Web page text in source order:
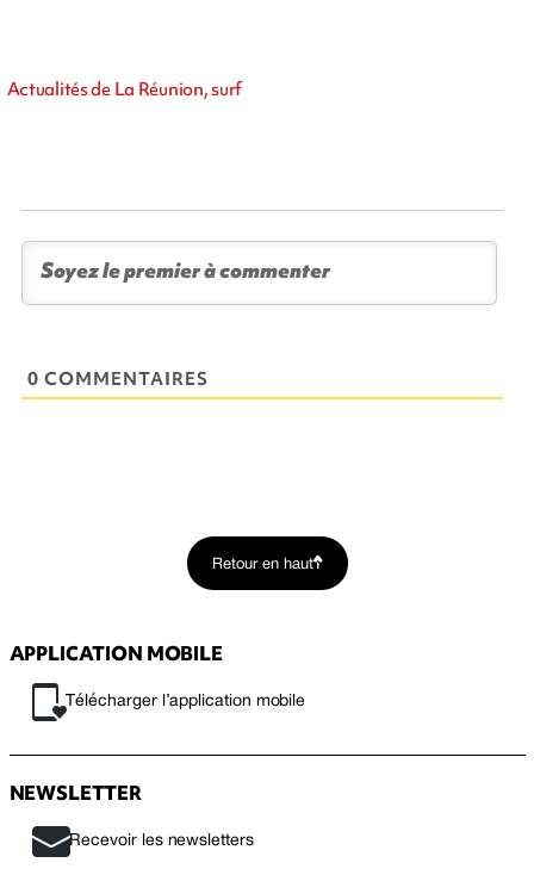
Actualités de La Réunion, surf
0 COMMENTAIRES
Retour en haut
APPLICATION MOBILE
Télécharger l’application mobile
NEWSLETTER
Recevoir les newsletters